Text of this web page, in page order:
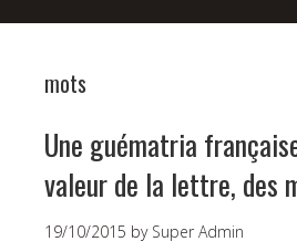
mots
Une guématria
valeur de la lettre, des
19/10/2015 by Super Admin